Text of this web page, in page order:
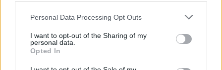
Please note that this website/app uses one or more Google
not limited to your visit or usage behaviour. You may click to
grant or deny consent to Google and its third-party tags to
use your data for below specified purposes in below Google
consent section.
Personal Data Processing Opt Outs
I want to opt-out of the Sharing of my
personal data.
Opted In